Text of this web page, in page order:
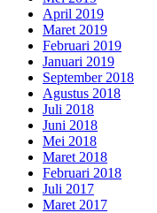
April 2019
Maret 2019
Februari 2019
Januari 2019
September 2018
Agustus 2018
Juli 2018
Juni 2018
Mei 2018
Maret 2018
Februari 2018
Juli 2017
Maret 2017